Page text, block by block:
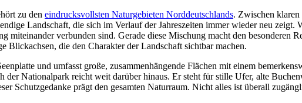
zu den eindrucksvollsten Naturgebieten Norddeutschlands. Zwischen
Landschaft, die sich im Verlauf der Jahreszeiten immer wieder neu
miteinander verbunden sind. Gerade diese Mischung macht den besonderen
Blickachsen, die den Charakter der Landschaft sichtbar machen.
und umfasst große, zusammenhängende Flächen mit einem
der Nationalpark reicht weit darüber hinaus. Er steht für stille Ufer, alte
Schutzgedanke prägt den gesamten Naturraum. Nicht alles ist überall